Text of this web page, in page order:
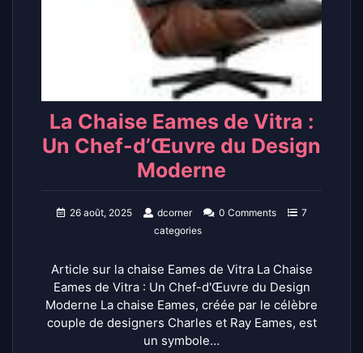
La Chaise Eames de Vitra :
Un Chef-d’Œuvre du Design
Moderne
26 août, 2025 dcorner 0 Comments
7
categories
Article sur la chaise Eames de Vitra La Chaise
Eames de Vitra : Un Chef-d'Œuvre du Design
Moderne La chaise Eames, créée par le célèbre
couple de designers Charles et Ray Eames, est
un symbole…